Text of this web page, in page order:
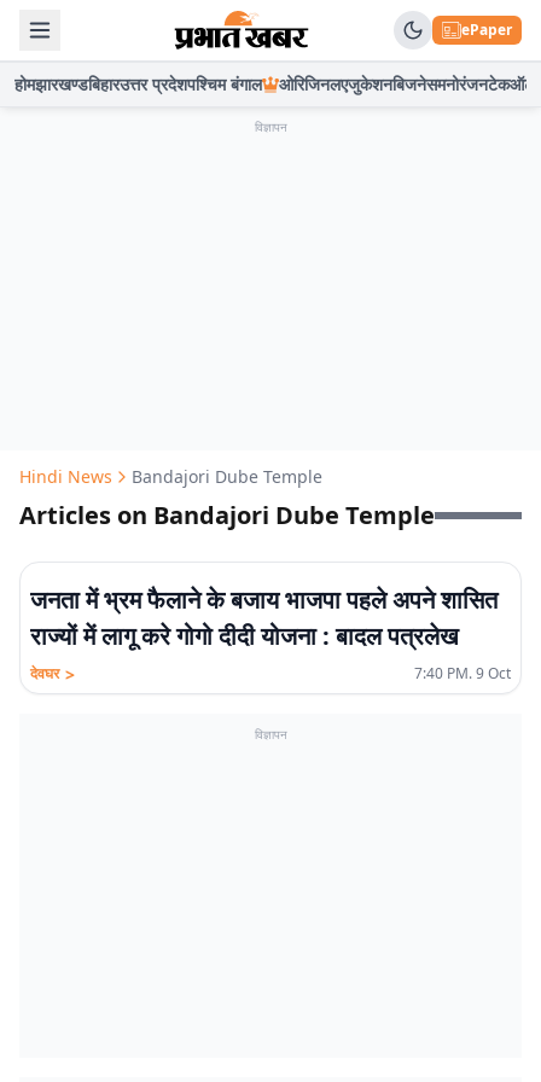
ePaper
होमझारखण्डबिहारउत्तर प्रदेशपश्चिम बंगाल ओरिजिनलएजुकेशनबिजनेसमनोरंजनटेकऑटो
विज्ञापन
Hindi News Bandajori Dube Temple
Articles on Bandajori Dube Temple
जनता में भ्रम फैलाने के बजाय भाजपा पहले अपने शासित
राज्यों में लागू करे गोगो दीदी योजना : बादल पत्रलेख
देवघर > 7:40 PM. 9 Oct
विज्ञापन